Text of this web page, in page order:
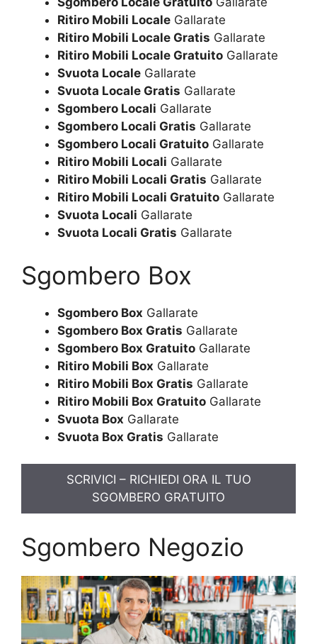
Ritiro Mobili Locale Gallarate
Ritiro Mobili Locale Gratis Gallarate
Ritiro Mobili Locale Gratuito Gallarate
Svuota Locale Gallarate
Svuota Locale Gratis Gallarate
Sgombero Locali Gallarate
Sgombero Locali Gratis Gallarate
Sgombero Locali Gratuito Gallarate
Ritiro Mobili Locali Gallarate
Ritiro Mobili Locali Gratis Gallarate
Ritiro Mobili Locali Gratuito Gallarate
Svuota Locali Gallarate
Svuota Locali Gratis Gallarate
Sgombero Box
Sgombero Box Gallarate
Sgombero Box Gratis Gallarate
Sgombero Box Gratuito Gallarate
Ritiro Mobili Box Gallarate
Ritiro Mobili Box Gratis Gallarate
Ritiro Mobili Box Gratuito Gallarate
Svuota Box Gallarate
Svuota Box Gratis Gallarate
SCRIVICI – RICHIEDI ORA IL TUO
SGOMBERO GRATUITO
Sgombero Negozio